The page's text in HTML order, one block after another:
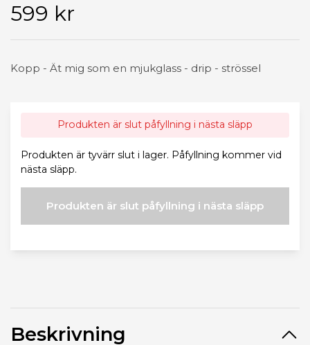
599 kr
Kopp - Ät mig som en mjukglass - drip - strössel
Produkten är slut påfyllning i nästa släpp
Produkten är tyvärr slut i lager. Påfyllning kommer vid
nästa släpp.
Produkten är slut påfyllning i nästa släpp
Beskrivning